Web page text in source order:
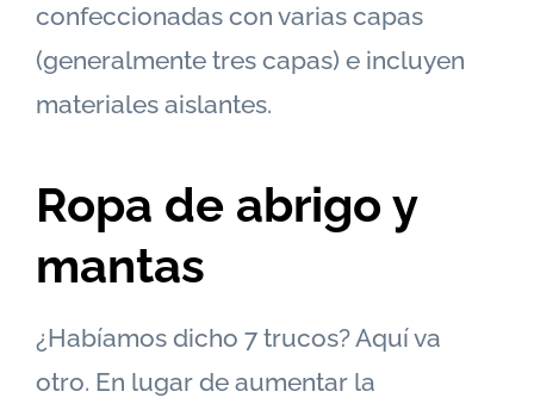
confeccionadas con varias capas
(generalmente tres capas) e incluyen
materiales aislantes.
Ropa de abrigo y
mantas
¿Habíamos dicho 7 trucos? Aquí va
otro. En lugar de aumentar la